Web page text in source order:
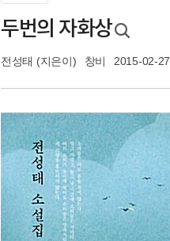
두번의 자화상
전성태 (지은이) 창비 2015-02-27